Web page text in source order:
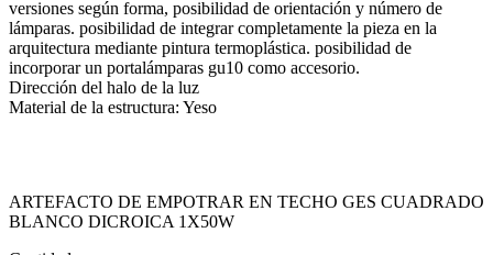
versiones según forma, posibilidad de orientación y número de
lámparas. posibilidad de integrar completamente la pieza en la
arquitectura mediante pintura termoplástica. posibilidad de
incorporar un portalámparas gu10 como accesorio.
Dirección del halo de la luz
Material de la estructura: Yeso
ARTEFACTO DE EMPOTRAR EN TECHO GES CUADRADO
BLANCO DICROICA 1X50W